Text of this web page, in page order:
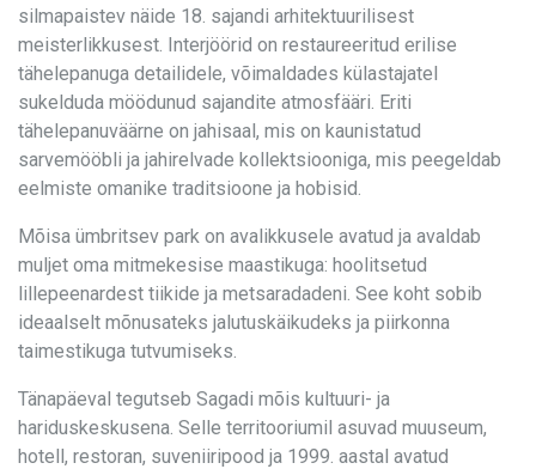
silmapaistev näide 18. sajandi arhitektuurilisest
meisterlikkusest. Interjöörid on restaureeritud erilise
tähelepanuga detailidele, võimaldades külastajatel
sukelduda möödunud sajandite atmosfääri. Eriti
tähelepanuväärne on jahisaal, mis on kaunistatud
sarvemööbli ja jahirelvade kollektsiooniga, mis peegeldab
eelmiste omanike traditsioone ja hobisid.
Mõisa ümbritsev park on avalikkusele avatud ja avaldab
muljet oma mitmekesise maastikuga: hoolitsetud
lillepeenardest tiikide ja metsaradadeni. See koht sobib
ideaalselt mõnusateks jalutuskäikudeks ja piirkonna
taimestikuga tutvumiseks.
Tänapäeval tegutseb Sagadi mõis kultuuri- ja
hariduskeskusena. Selle territooriumil asuvad muuseum,
hotell, restoran, suveniiripood ja 1999. aastal avatud